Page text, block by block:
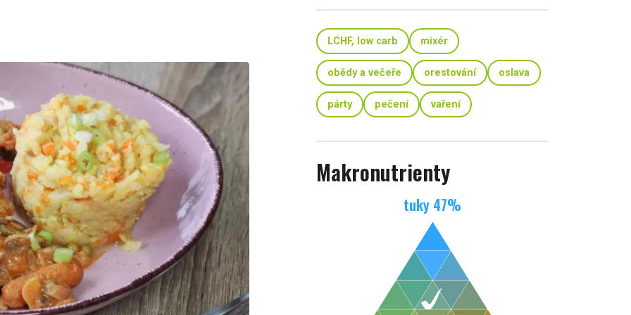
LCHF, low carb mixér
obědy a večeře orestování oslava
párty pečení vaření
Makronutrienty
tuky 47%